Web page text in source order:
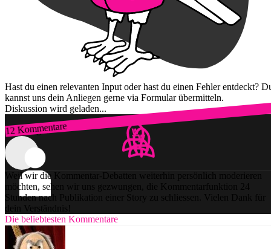
Hast du einen relevanten Input oder hast du einen Fehler entdeckt?
kannst uns dein Anliegen gerne via Formular übermitteln.
Diskussion wird geladen...
12 Kommentare
Zum Login
Weil wir die Kommentar-Debatten weiterhin persönlich moderieren
möchten, sehen wir uns gezwungen, die Kommentarfunktion 24
Stunden nach Publikation einer Story zu schliessen. Vielen Dank für
dein Verständnis!
Die beliebtesten Kommentare